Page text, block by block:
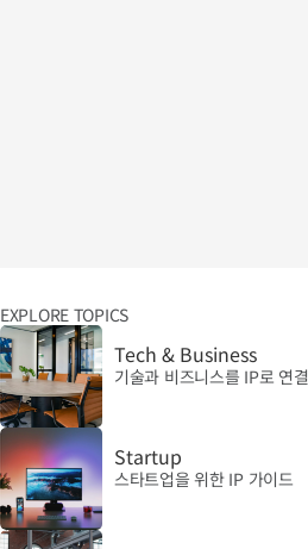
EXPLORE TOPICS
Tech & Business
기술과 비즈니스를 IP로 연결
Startup
스타트업을 위한 IP 가이드